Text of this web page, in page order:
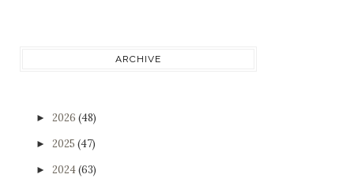
ARCHIVE
► 2026 (48)
► 2025 (47)
► 2024(63)